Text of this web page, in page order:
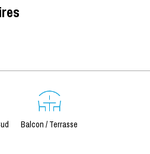
Balcon / Terrasse